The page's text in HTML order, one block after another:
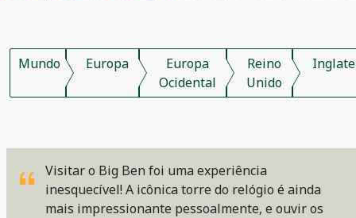
Mundo Europa
Europa
Ocidental
Reino
Unido
Visitar o Big Ben foi uma experiência
inesquecível! A icônica torre do relógio é ainda
mais impressionante pessoalmente, e ouvir os